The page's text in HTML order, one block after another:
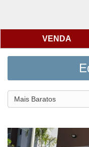
VENDA
Mais Baratos